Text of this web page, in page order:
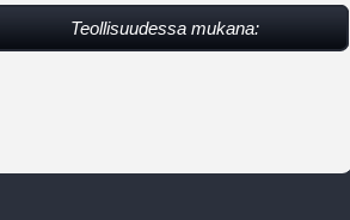
Teollisuudessa mukana: